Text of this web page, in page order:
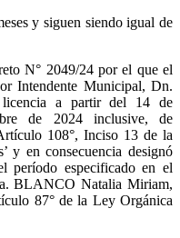
y siguen siendo igual de
N° 2049/24 por el que el
Intendente Municipal, Dn.
a partir del 14 de
de 2024 inclusive, de
108°, Inciso 13 de la
y en consecuencia designó
período especificado en el
BLANCO Natalia Miriam,
87° de la Ley Orgánica